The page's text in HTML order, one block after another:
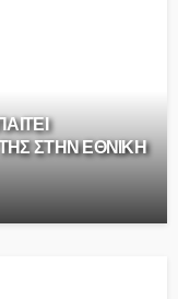
ΣΤΗΝ ΕΘΝΙΚΗ